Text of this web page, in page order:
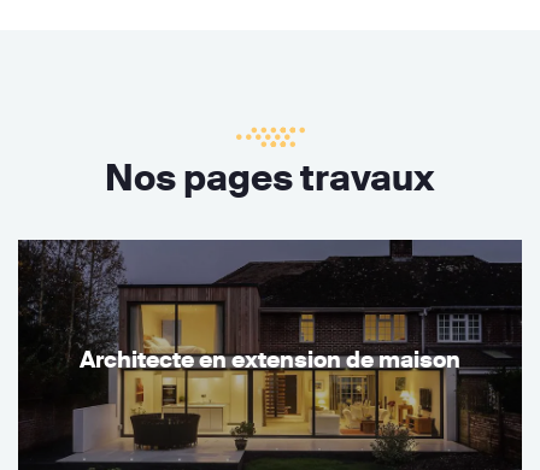
Nos pages travaux
Architecte en extension de maison